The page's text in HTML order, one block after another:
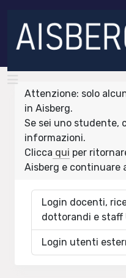
Attenzione: solo
in Aisberg.
Se sei uno studente,
informazioni.
Clicca qui per
Aisberg e continuare
Login docenti,
dottorandi e staff
Login utenti